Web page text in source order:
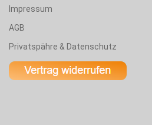
Impressum
AGB
Privatspähre & Datenschutz